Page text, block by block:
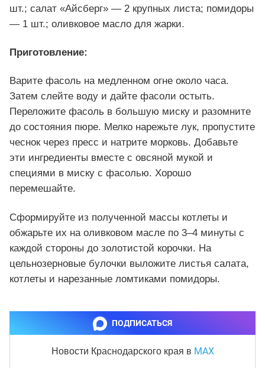
шт.; салат «Айсберг» — 2 крупных листа; помидоры
— 1 шт.; оливковое масло для жарки.
Приготовление:
Варите фасоль на медленном огне около часа.
Затем слейте воду и дайте фасоли остыть.
Переложите фасоль в большую миску и разомните
до состояния пюре. Мелко нарежьте лук, пропустите
чеснок через пресс и натрите морковь. Добавьте
эти ингредиенты вместе с овсяной мукой и
специями в миску с фасолью. Хорошо
перемешайте.
Сформируйте из полученной массы котлеты и
обжарьте их на оливковом масле по 3–4 минуты с
каждой стороны до золотистой корочки. На
цельнозерновые булочки выложите листья салата,
котлеты и нарезанные ломтиками помидоры.
ПОДПИСАТЬСЯ
Новости Краснодарского края в MAX